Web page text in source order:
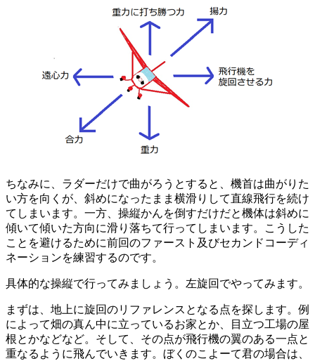
ちなみに、ラダーだけで曲がろうとすると、機首は曲がりた
い方を向くが、斜めになったまま横滑りして直線飛行を続け
てしまいます。一方、操縦かんを倒すだけだと機体は斜めに
傾いて傾いた方向に滑り落ちて行ってしまいます。こうした
ことを避けるために前回のファースト及びセカンドコーディ
ネーションを練習するのです。
具体的な操縦で行ってみましょう。左旋回でやってみます。
まずは、地上に旋回のリファレンスとなる点を探します。例
によって畑の真ん中に立っているお家とか、目立つ工場の屋
根とかなどなど。そして、その点が飛行機の翼のある一点と
重なるように飛んでいきます。ぼくのこよーて君の場合は、